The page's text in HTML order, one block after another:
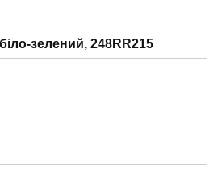
зелений, 248RR215